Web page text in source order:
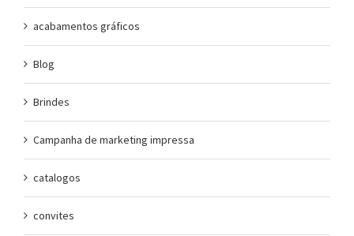
acabamentos gráficos
Blog
Brindes
Campanha de marketing impressa
catalogos
convites